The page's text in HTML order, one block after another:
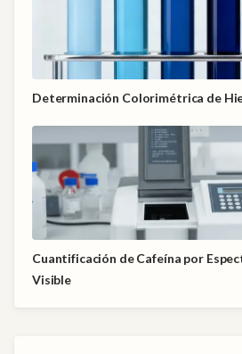
Determinación Colorimétrica de
Cuantificación de Cafeína por
Visible